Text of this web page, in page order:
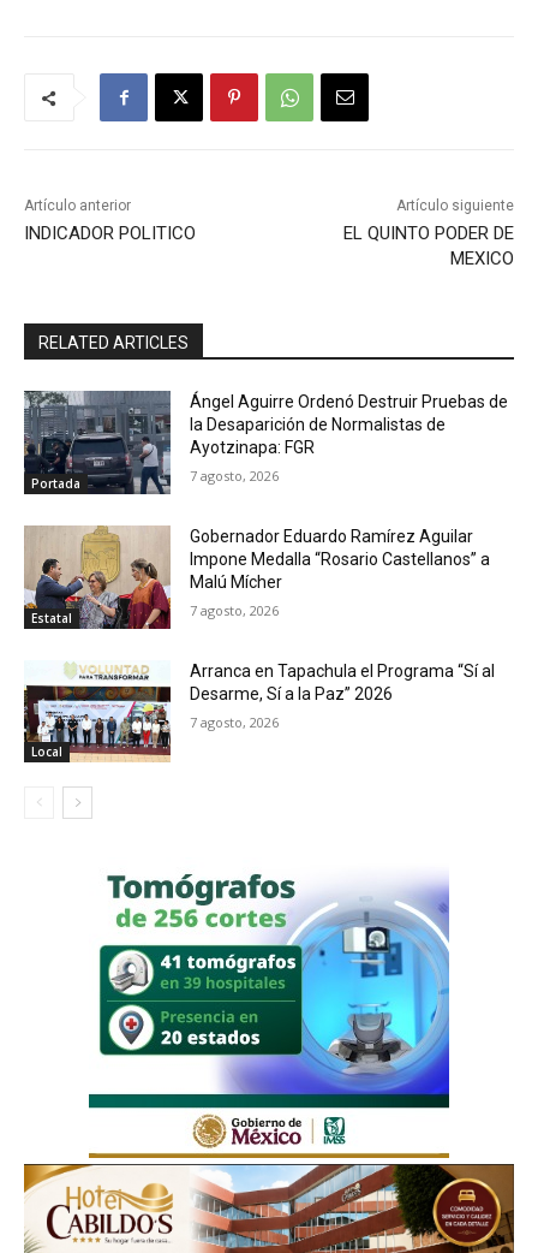
Artículo anterior
INDICADOR POLITICO
Artículo siguiente
EL QUINTO PODER DE
MEXICO
RELATED ARTICLES
Portada
Ángel Aguirre Ordenó Destruir Pruebas de
la Desaparición de Normalistas de
Ayotzinapa: FGR
7 agosto, 2026
Estatal
Gobernador Eduardo Ramírez Aguilar
Impone Medalla “Rosario Castellanos” a
Malú Mícher
7 agosto, 2026
Local
Arranca en Tapachula el Programa “Sí al
Desarme, Sí a la Paz” 2026
7 agosto, 2026